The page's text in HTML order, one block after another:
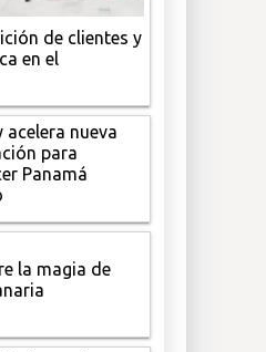
de clientes y
en el
acelera nueva
para
Panamá
la magia de